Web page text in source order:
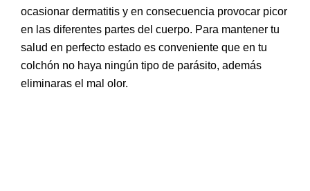
ocasionar dermatitis y en consecuencia provocar picor
en las diferentes partes del cuerpo. Para mantener tu
salud en perfecto estado es conveniente que en tu
colchón no haya ningún tipo de parásito, además
eliminaras el mal olor.